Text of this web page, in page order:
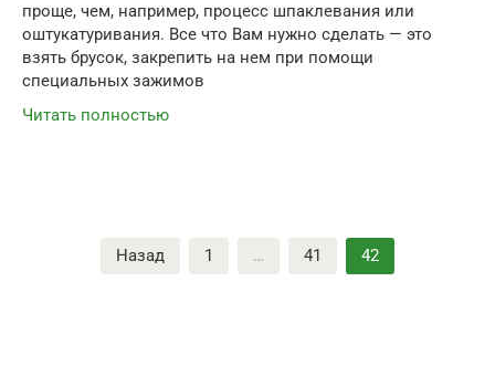
проще, чем, например, процесс шпаклевания или
оштукатуривания. Все что Вам нужно сделать — это
взять брусок, закрепить на нем при помощи
специальных зажимов
Читать полностью
Назад 1 … 41 42